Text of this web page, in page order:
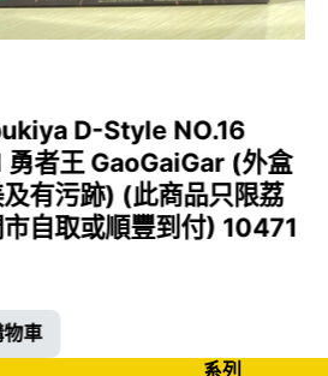
D-Style NO.16
勇者王 GaoGaiGar (外盒
有污跡) (此商品只限荔
自取或順豐到付) 10471
車
系列